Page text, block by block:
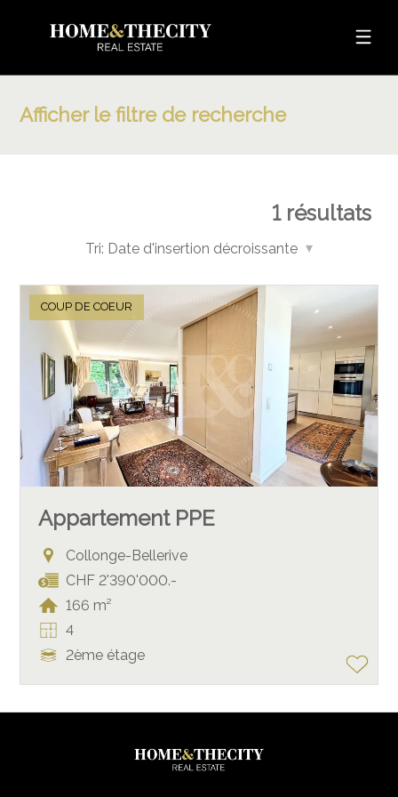
Afficher le filtre de recherche
1résultats
Tri: Date d'insertion décroissante
COUP DE COEUR
Appartement PPE
Collonge-Bellerive
CHF 2'390'000.-
166 m²
4
2ème étage